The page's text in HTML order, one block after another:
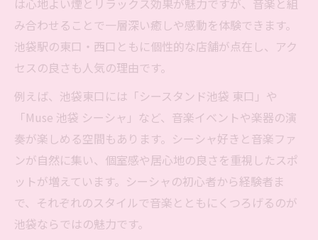
音楽好きにおすすめのシーシャ空間とは
楽器とシーシャの相性が抜群な池袋スポッ
ト
池袋駅東口・西口で音楽系シーシャ体験を探す
池袋シーシャ東口と西口の音楽空間の違い
東口・西口でシーシャと音楽体験を比較し
よう
個室感重視の池袋シーシャ音楽スポット探
し
池袋駅近で音楽とシーシャが楽しめる選び
は心地よい煙とリラックス効果が魅力ですが、音楽と組
み合わせることで一層深い癒しや感動を体験できます。
池袋駅の東口・西口ともに個性的な店舗が点在し、アク
セスの良さも人気の理由です。
例えば、池袋東口には「シースタンド池袋 東口」や
「Muse 池袋 シーシャ」など、音楽イベントや楽器の演
奏が楽しめる空間もあります。シーシャ好きと音楽ファ
ンが自然に集い、個室感や居心地の良さを重視したスポ
ットが増えています。シーシャの初心者から経験者ま
で、それぞれのスタイルで音楽とともにくつろげるのが
池袋ならではの魅力です。